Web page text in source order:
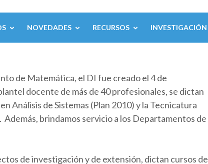
NOVEDADES RECURSOS INVESTIGACIÓN
de Matemática, el DI fue creado el 4 de
docente de más de 40 profesionales, se dictan
Análisis de Sistemas (Plan 2010) y la Tecnicatura
brindamos servicio a los Departamentos de
de investigación y de extensión, dictan cursos de